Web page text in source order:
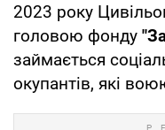
2023 року
головою фонду
займається
окупантів, які